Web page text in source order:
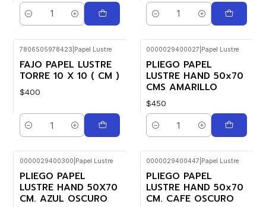
Cantidad Cantidad
7806505978423 Papel Lustre
FAJO PAPEL LUSTRE
TORRE 10 X 10 ( CM )
$400
Cantidad
0000029400027 Papel Lustre
PLIEGO PAPEL
LUSTRE HAND 50x70
CMS AMARILLO
$450
Cantidad
0000029400300 Papel Lustre
PLIEGO PAPEL
LUSTRE HAND 50X70
CM. AZUL OSCURO
0000029400447 Papel Lustre
PLIEGO PAPEL
LUSTRE HAND 50x70
CM. CAFE OSCURO